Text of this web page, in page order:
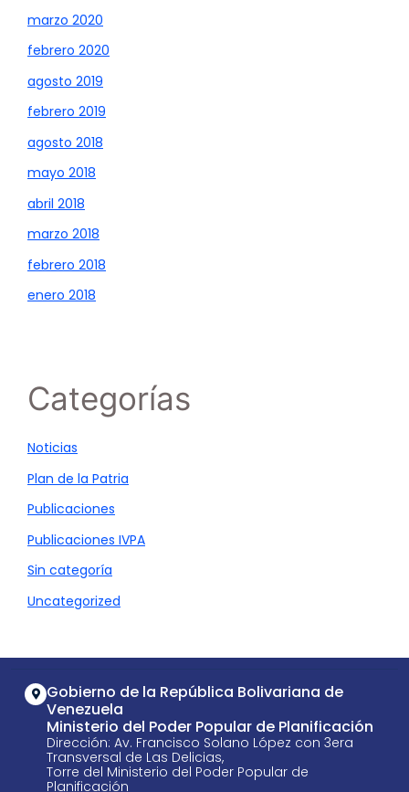
marzo 2020
febrero 2020
agosto 2019
febrero 2019
agosto 2018
mayo 2018
abril 2018
marzo 2018
febrero 2018
enero 2018
Categorías
Noticias
Plan de la Patria
Publicaciones
Publicaciones IVPA
Sin categoría
Uncategorized
Gobierno de la República Bolivariana de
Venezuela
Ministerio del Poder Popular de Planificación
Dirección: Av. Francisco Solano López con 3era
Transversal de Las Delicias,
Torre del Ministerio del Poder Popular de
Planificación